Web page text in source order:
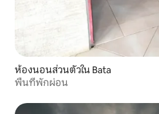
ห้องนอนส่วนตัวใน Bata
พื้นที่พักผ่อน